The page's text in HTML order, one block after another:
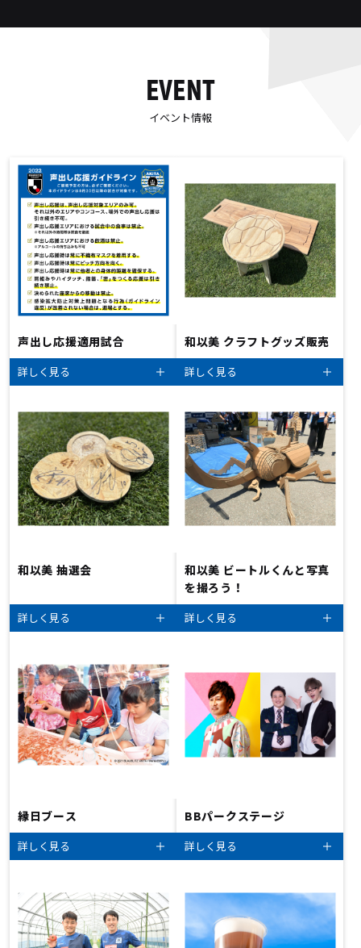
EVENT
イベント情報
声出し応援適用試合
詳しく見る
和以美 クラフトグッズ販売
詳しく見る
和以美 抽選会
詳しく見る
和以美 ビートルくんと写真
を撮ろう！
詳しく見る
縁日ブース
詳しく見る
BBパークステージ
詳しく見る